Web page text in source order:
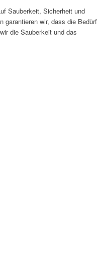
Sauberkeit, Sicherheit und
garantieren wir, dass die
die Sauberkeit und das